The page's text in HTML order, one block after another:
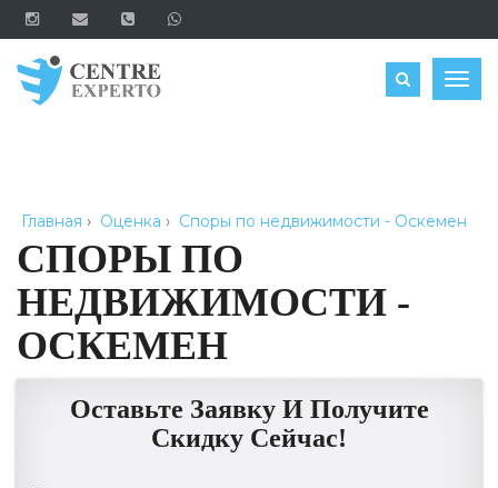
ЗАКАЗАТЬ
Главная › Оценка › Споры по недвижимости - Оскемен
СПОРЫ ПО
НЕДВИЖИМОСТИ -
ОСКЕМЕН
Оставьте Заявку И Получите
Скидку Сейчас!